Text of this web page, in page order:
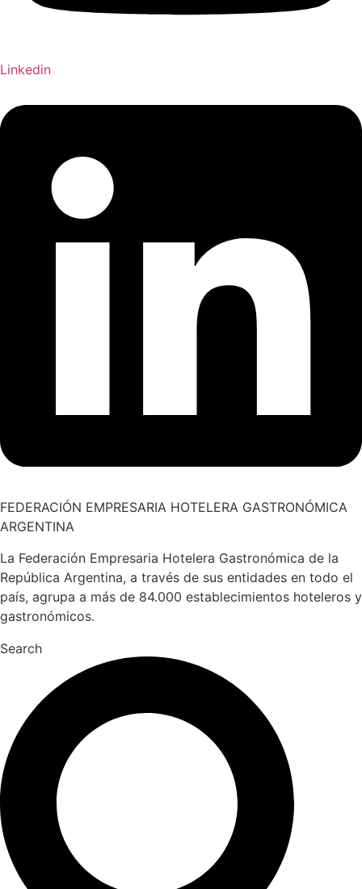
Linkedin
FEDERACIÓN EMPRESARIA HOTELERA GASTRONÓMICA
ARGENTINA
La Federación Empresaria Hotelera Gastronómica de la
República Argentina, a través de sus entidades en todo el
país, agrupa a más de 84.000 establecimientos hoteleros y
gastronómicos.
Search